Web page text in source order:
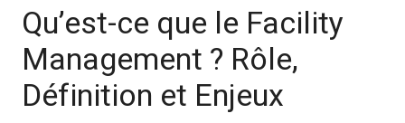
Qu’est-ce que le Facility
Management ? Rôle,
Définition et Enjeux